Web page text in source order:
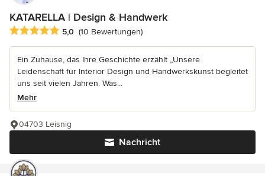
KATARELLA | Design & Handwerk
Durchschnittliche Bewertung: 5 von 5 Sternen
5,0 (10 Bewertungen)
Ein Zuhause, das Ihre Geschichte erzählt „Unsere
Leidenschaft für Interior Design und Handwerkskunst begleitet
uns seit vielen Jahren. Was...
Mehr
Nachricht
04703 Leisnig